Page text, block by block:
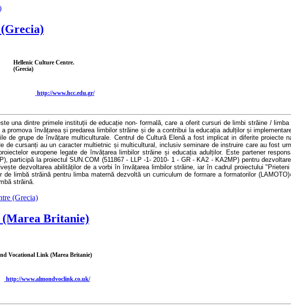
Hellenic Culture Centre.
(Grecia)
http://www.hcc.edu.gr/
una dintre primeleinstituții deeducație non- formală, care a oferit cursuri de limbi străine /
promova învățarea și predarea limbilor străine și de a contribui la educația adulților și
degrupe de învățare multiculturale. Centrul de Cultură Elenă a fost implicat in diferite proiecte
de cursanți au un caracter multietnic și multicultural, inclusivseminare de instruire careau fost
europene legate de învățarea limbilor străine și educația adulților. Este partener
participă la proiectul SUN.COM (511867 - LLP -1- 2010- 1 - GR - KA2 - KA2MP) pentru
dezvoltarea abilităților de a vorbi în învățarea limbilor străine,iarîn cadrul proiectului
de limbă străină pentru limba maternă dezvoltă un curriculum de formare a formatorilor
străină.
(Grecia)
Britanie)
Vocational Link (Marea Britanie)
http://www.almondvoclink.co.uk/